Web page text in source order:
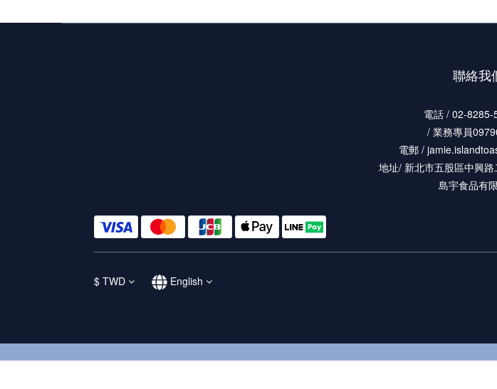
聯絡我
電話 / 02-8285-
/ 業務專員
電郵 /
地址/ 新北市五股區中興
島宇食品有
$ TWD English